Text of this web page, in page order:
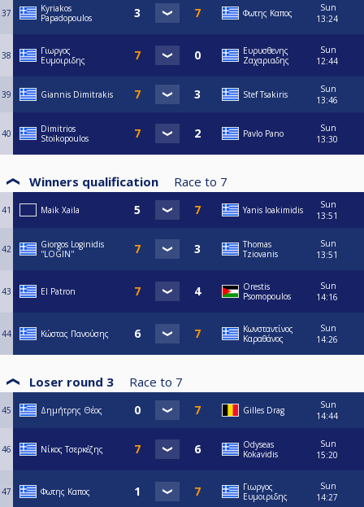
37
Kyriakos
Papadopoulos
Φωτης Καπος
Sun
13:24
38
Γιωργος
Ευμοιριδης
Ευρυσθενης
Ζαχαριαδης
Sun
12:44
39 Giannis Dimitrakis Stef Tsakiris
Sun
13:46
40
Dimitrios
Stoikopoulos
Pavlo Pano
Sun
13:30
Winners qualification Race to 7
41 Maik Xaila Yanis Ioakimidis
Sun
13:51
42
Giorgos Loginidis
''LOGIN''
Thomas
Tziovanis
Sun
13:51
43 El Patron
Orestis
Psomopoulos
Sun
14:16
44 Κώστας Πανούσης
Κωνσταντίνος
Καραθάνος
Sun
14:26
Loser round 3 Race to 7
45 Δημήτρης Θέος Gilles Drag
Sun
14:44
46 Νίκος Τσερκέζης
Odyseas
Kokavidis
Sun
15:20
47 Φωτης Καπος
Γιωργος
Ευμοιριδης
Sun
14:27